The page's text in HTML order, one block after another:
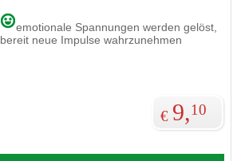
emotionale Spannungen werden gelöst,
bereit neue Impulse wahrzunehmen
€ 9,10